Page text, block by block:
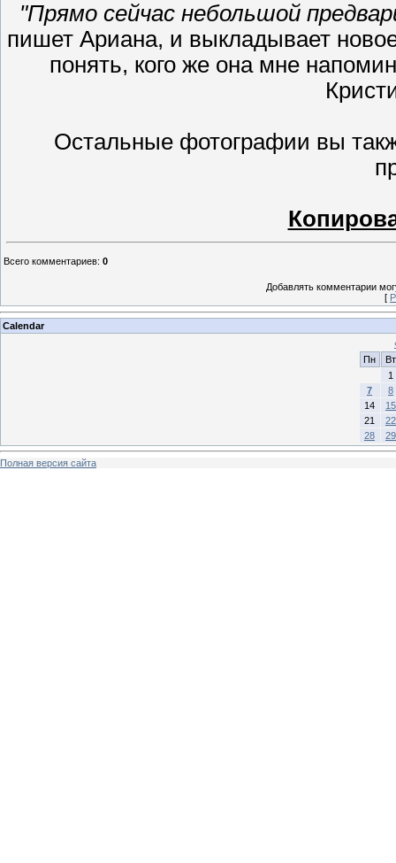
"Прямо сейчас небольшой
пишет Ариана, и выкладывает
понять, кого же она мне
Остальные фотографии вы
Всего комментариев: 0
Добавлять комментарии
[
Calendar
Пн
Вт
1
7
8
14
15
21
22
28
29
Полная версия сайта